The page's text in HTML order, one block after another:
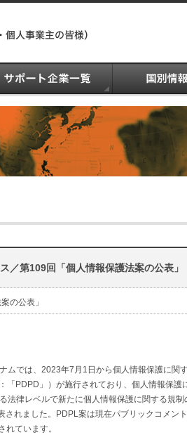
／第109回「個人情報保護法案の公表」
の公表」
ムでは、2023年7月1日から個人情報保護に関
PDPD」）が施行されており、個人情報保護
法律レベルで新たに個人情報保護に関する規制
れました。PDPL案は現在パブリックコメン
ています。